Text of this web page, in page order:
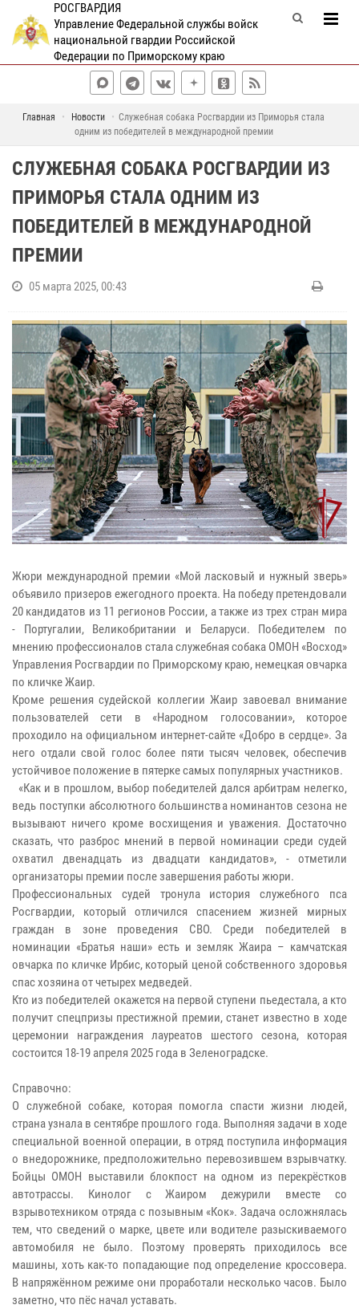
РОСГВАРДИЯ
Управление Федеральной службы войск
национальной гвардии Российской
Федерации по Приморскому краю
Главная Новости
Служебная собака Росгвардии из Приморья стала
одним из победителей в международной премии
СЛУЖЕБНАЯ СОБАКА РОСГВАРДИИ ИЗ
ПРИМОРЬЯ СТАЛА ОДНИМ ИЗ
ПОБЕДИТЕЛЕЙ В МЕЖДУНАРОДНОЙ
ПРЕМИИ
05 марта 2025, 00:43
Жюри международной премии «Мой ласковый и нужный зверь»
объявило призеров ежегодного проекта. На победу претендовали
20 кандидатов из 11 регионов России, а также из трех стран мира
- Португалии, Великобритании и Беларуси. Победителем по
мнению профессионалов стала служебная собака ОМОН «Восход»
Управления Росгвардии по Приморскому краю, немецкая овчарка
по кличке Жаир.
Кроме решения судейской коллегии Жаир завоевал внимание
пользователей сети в «Народном голосовании», которое
проходило на официальном интернет-сайте «Добро в сердце». За
него отдали свой голос более пяти тысяч человек, обеспечив
устойчивое положение в пятерке самых популярных участников.
«Как и в прошлом, выбор победителей дался арбитрам нелегко,
ведь поступки абсолютного большинства номинантов сезона не
вызывают ничего кроме восхищения и уважения. Достаточно
сказать, что разброс мнений в первой номинации среди судей
охватил двенадцать из двадцати кандидатов», - отметили
организаторы премии после завершения работы жюри.
Профессиональных судей тронула история служебного пса
Росгвардии, который отличился спасением жизней мирных
граждан в зоне проведения СВО. Среди победителей в
номинации «Братья наши» есть и земляк Жаира – камчатская
овчарка по кличке Ирбис, который ценой собственного здоровья
спас хозяина от четырех медведей.
Кто из победителей окажется на первой ступени пьедестала, а кто
получит спецпризы престижной премии, станет известно в ходе
церемонии награждения лауреатов шестого сезона, которая
состоится 18-19 апреля 2025 года в Зеленоградске.
Справочно:
О служебной собаке, которая помогла спасти жизни людей,
страна узнала в сентябре прошлого года. Выполняя задачи в ходе
специальной военной операции, в отряд поступила информация
о внедорожнике, предположительно перевозившем взрывчатку.
Бойцы ОМОН выставили блокпост на одном из перекрёстков
автотрассы. Кинолог с Жаиром дежурили вместе со
взрывотехником отряда с позывным «Кок». Задача осложнялась
тем, что сведений о марке, цвете или водителе разыскиваемого
автомобиля не было. Поэтому проверять приходилось все
машины, хоть как-то попадающие под определение кроссовера.
В напряжённом режиме они проработали несколько часов. Было
заметно, что пёс начал уставать.